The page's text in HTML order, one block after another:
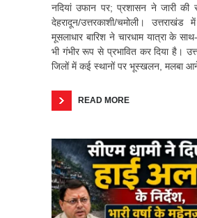
नदियां उफान पर; प्रशासन ने जारी की
देहरादून/उत्तरकाशी/चमोली। उत्तराखंड
मूसलाधार बारिश ने चारधाम यात्रा के
भी गंभीर रूप से प्रभावित कर दिया है।
जिलों में कई स्थानों पर भूस्खलन, मलबा
READ MORE